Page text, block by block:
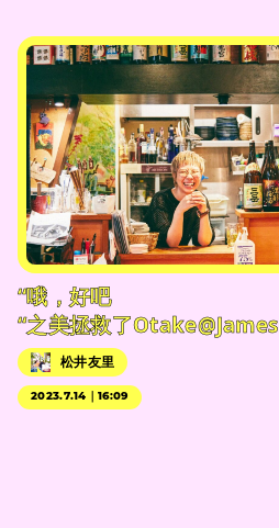
“哦，好吧
“之美拯救了Otake@James
松井友里
2023.7.14｜16:09